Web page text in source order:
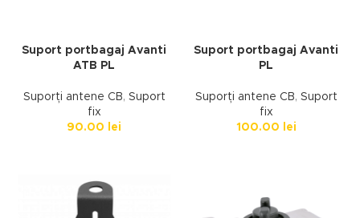
Suport portbagaj Avanti
ATB PL
Suporți antene CB, Suport
fix
90.00
lei
Suport portbagaj Avanti
PL
Suporți antene CB, Suport
fix
100.00
lei